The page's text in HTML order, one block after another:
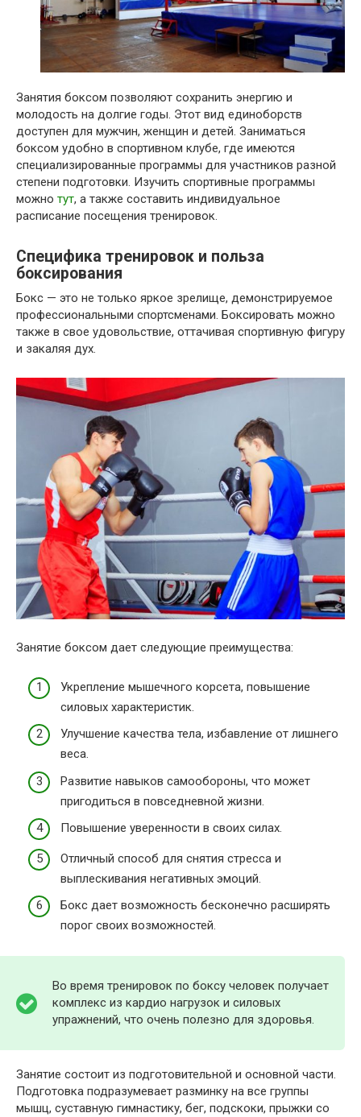
Занятия боксом позволяют сохранить энергию и
молодость на долгие годы. Этот вид единоборств
доступен для мужчин, женщин и детей. Заниматься
боксом удобно в спортивном клубе, где имеются
специализированные программы для участников разной
степени подготовки. Изучить спортивные программы
можно тут, а также составить индивидуальное
расписание посещения тренировок.
Специфика тренировок и польза
боксирования
Бокс — это не только яркое зрелище, демонстрируемое
профессиональными спортсменами. Боксировать можно
также в свое удовольствие, оттачивая спортивную фигуру
и закаляя дух.
Занятие боксом дает следующие преимущества:
Укрепление мышечного корсета, повышение
силовых характеристик.
Улучшение качества тела, избавление от лишнего
веса.
Развитие навыков самообороны, что может
пригодиться в повседневной жизни.
Повышение уверенности в своих силах.
Отличный способ для снятия стресса и
выплескивания негативных эмоций.
Бокс дает возможность бесконечно расширять
порог своих возможностей.
Во время тренировок по боксу человек получает
комплекс из кардио нагрузок и силовых
упражнений, что очень полезно для здоровья.
Занятие состоит из подготовительной и основной части.
Подготовка подразумевает разминку на все группы
мышц, суставную гимнастику, бег, подскоки, прыжки со